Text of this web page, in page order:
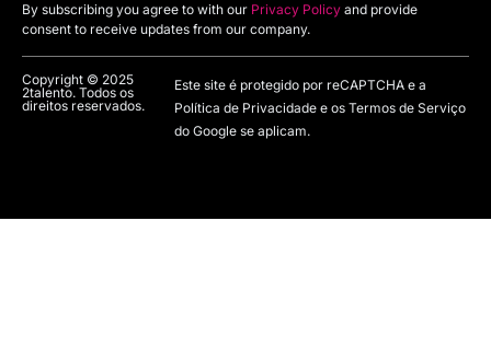
By subscribing you agree to with our Privacy Policy and provide
consent to receive updates from our company.
Copyright © 2025
2talento. Todos os
direitos reservados.
Este site é protegido por reCAPTCHA e a
Política de Privacidade e os Termos de Serviço
do Google se aplicam.